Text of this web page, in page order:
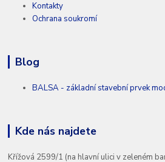
Kontakty
Ochrana soukromí
Blog
BALSA - základní stavební prvek
Kde nás najdete
Křížová 2599/1 (na hlavní ulici v zeleném